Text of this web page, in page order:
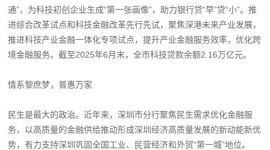
通”，为科技初创企业生成“第一张画像”，助力银行贷“早”贷“小”。推
进综合改革试点和科技金融改革先行先试，聚焦深港未来产业发展，
推进科技产业金融一体化专项试点，提升产业金融服务效率，优化跨
境金融服务。截至2025年6月末，全市科技贷款余额2.16万亿元。
情系黎庶梦，普惠万家
民生是最大的政治。近年来，深圳市分行聚焦民生需求优化金融服
务，以高质量的金融供给推动形成深圳经济高质量发展的新动能新优
势，有力支持深圳巩固全国工业、民营经济和外贸“第一城”地位。